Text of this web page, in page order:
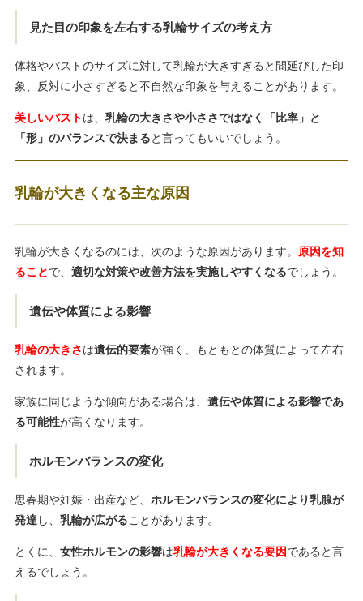
見た目の印象を左右する乳輪サイズの考え方
体格やバストのサイズに対して乳輪が大きすぎると間延びした印
象、反対に小さすぎると不自然な印象を与えることがあります。
美しいバストは、 乳輪の大きさや小ささではなく「比率」と
「形」のバランスで決まると言ってもいいでしょう。
乳輪が大きくなる主な原因
乳輪が大きくなるのには、次のような原因があります。 原因を知
ることで、 適切な対策や改善方法を実施しやすくなるでしょう。
遺伝や体質による影響
乳輪の大きさは遺伝的要素が強く、もともとの体質によって左右
されます。
家族に同じような傾向がある場合は、 遺伝や体質による影響であ
る可能性が高くなります。
ホルモンバランスの変化
思春期や妊娠・出産など、 ホルモンバランスの変化により乳腺が
発達 し、 乳輪が広がることがあります。
とくに、 女性ホルモンの影響は乳輪が大きくなる要因であると言
えるでしょう。